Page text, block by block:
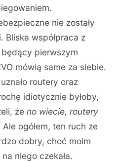
nie zostały
Bliska współpraca z
będący pierwszym
mówią same za siebie.
routery oraz
idiotycznie byłoby,
żeno wiecie, routery
Ale ogółem, ten ruch ze
dobry, choć moim
niego czekała.